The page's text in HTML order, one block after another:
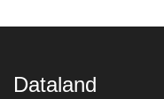
Dataland